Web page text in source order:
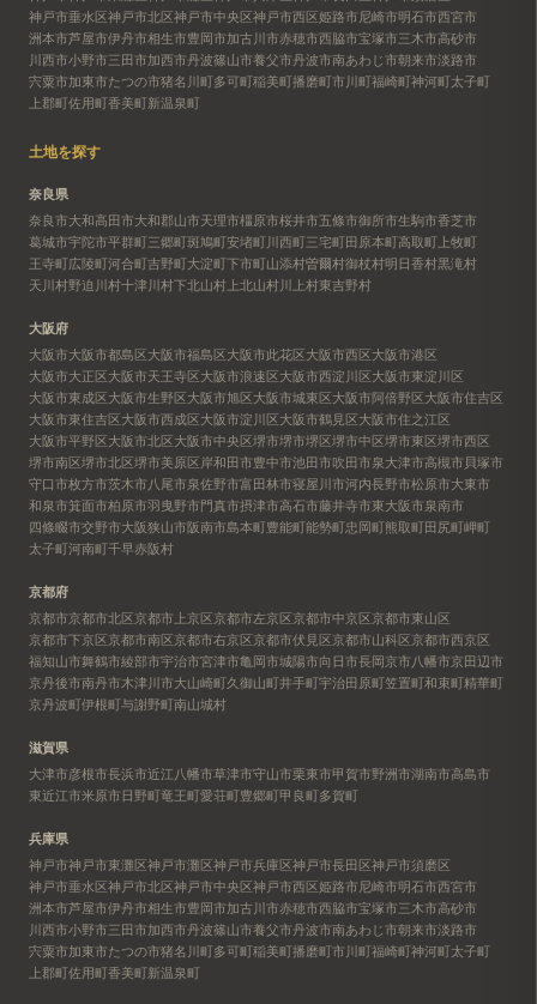
神戸市垂水区神戸市北区神戸市中央区神戸市西区姫路市尼崎市明石市西宮市
洲本市芦屋市伊丹市相生市豊岡市加古川市赤穂市西脇市宝塚市三木市高砂市
川西市小野市三田市加西市丹波篠山市養父市丹波市南あわじ市朝来市淡路市
宍粟市加東市たつの市猪名川町多可町稲美町播磨町市川町福崎町神河町太子町
上郡町佐用町香美町新温泉町
土地を探す
奈良県
奈良市大和高田市大和郡山市天理市橿原市桜井市五條市御所市生駒市香芝市
葛城市宇陀市平群町三郷町斑鳩町安堵町川西町三宅町田原本町高取町 上牧町
王寺町広陵町河合町吉野町大淀町下市町山添村曽爾村御杖村明日香村黒滝村
天川村野迫川村十津川村下北山村 上北山村川上村東吉野村
大阪府
大阪市大阪市都島区大阪市福島区大阪市此花区大阪市西区大阪市港区
大阪市大正区大阪市天王寺区大阪市浪速区大阪市西淀川区大阪市東淀川区
大阪市東成区大阪市生野区大阪市旭区大阪市城東区大阪市阿倍野区大阪市住吉区
大阪市東住吉区大阪市西成区大阪市淀川区大阪市鶴見区大阪市住之江区
大阪市平野区大阪市北区大阪市中央区堺市堺市堺区堺市中区堺市東区堺市西区
堺市南区堺市北区堺市美原区岸和田市豊中市池田市吹田市泉大津市高槻市 貝塚市
守口市枚方市茨木市八尾市泉佐野市富田林市寝屋川市河内長野市松原市大東市
和泉市箕面市柏原市羽曳野市門真市摂津市高石市藤井寺市東大阪市泉南市
四條畷市交野市大阪狭山市阪南市島本町豊能町能勢町忠岡町熊取町田尻町岬町
太子町河南町千早赤阪村
京都府
京都市京都市北区京都市上京区京都市左京区京都市中京区京都市東山区
京都市下京区京都市南区京都市右京区京都市伏見区京都市山科区京都市西京区
福知山市舞鶴市綾部市宇治市宮津市亀岡市城陽市向日市長岡京市八幡市京田辺市
京丹後市南丹市木津川市大山崎町久御山町井手町宇治田原町笠置町和束町精華町
京丹波町伊根町与謝野町南山城村
滋賀県
大津市彦根市長浜市近江八幡市草津市守山市栗東市甲賀市野洲市湖南市高島市
東近江市米原市日野町竜王町愛荘町豊郷町甲良町多賀町
兵庫県
神戸市神戸市東灘区神戸市灘区神戸市兵庫区神戸市長田区神戸市須磨区
神戸市垂水区神戸市北区神戸市中央区神戸市西区姫路市尼崎市明石市西宮市
洲本市芦屋市伊丹市相生市豊岡市加古川市赤穂市西脇市宝塚市三木市高砂市
川西市小野市三田市加西市丹波篠山市養父市丹波市南あわじ市朝来市淡路市
宍粟市加東市たつの市猪名川町多可町稲美町播磨町市川町福崎町神河町太子町
上郡町佐用町香美町新温泉町